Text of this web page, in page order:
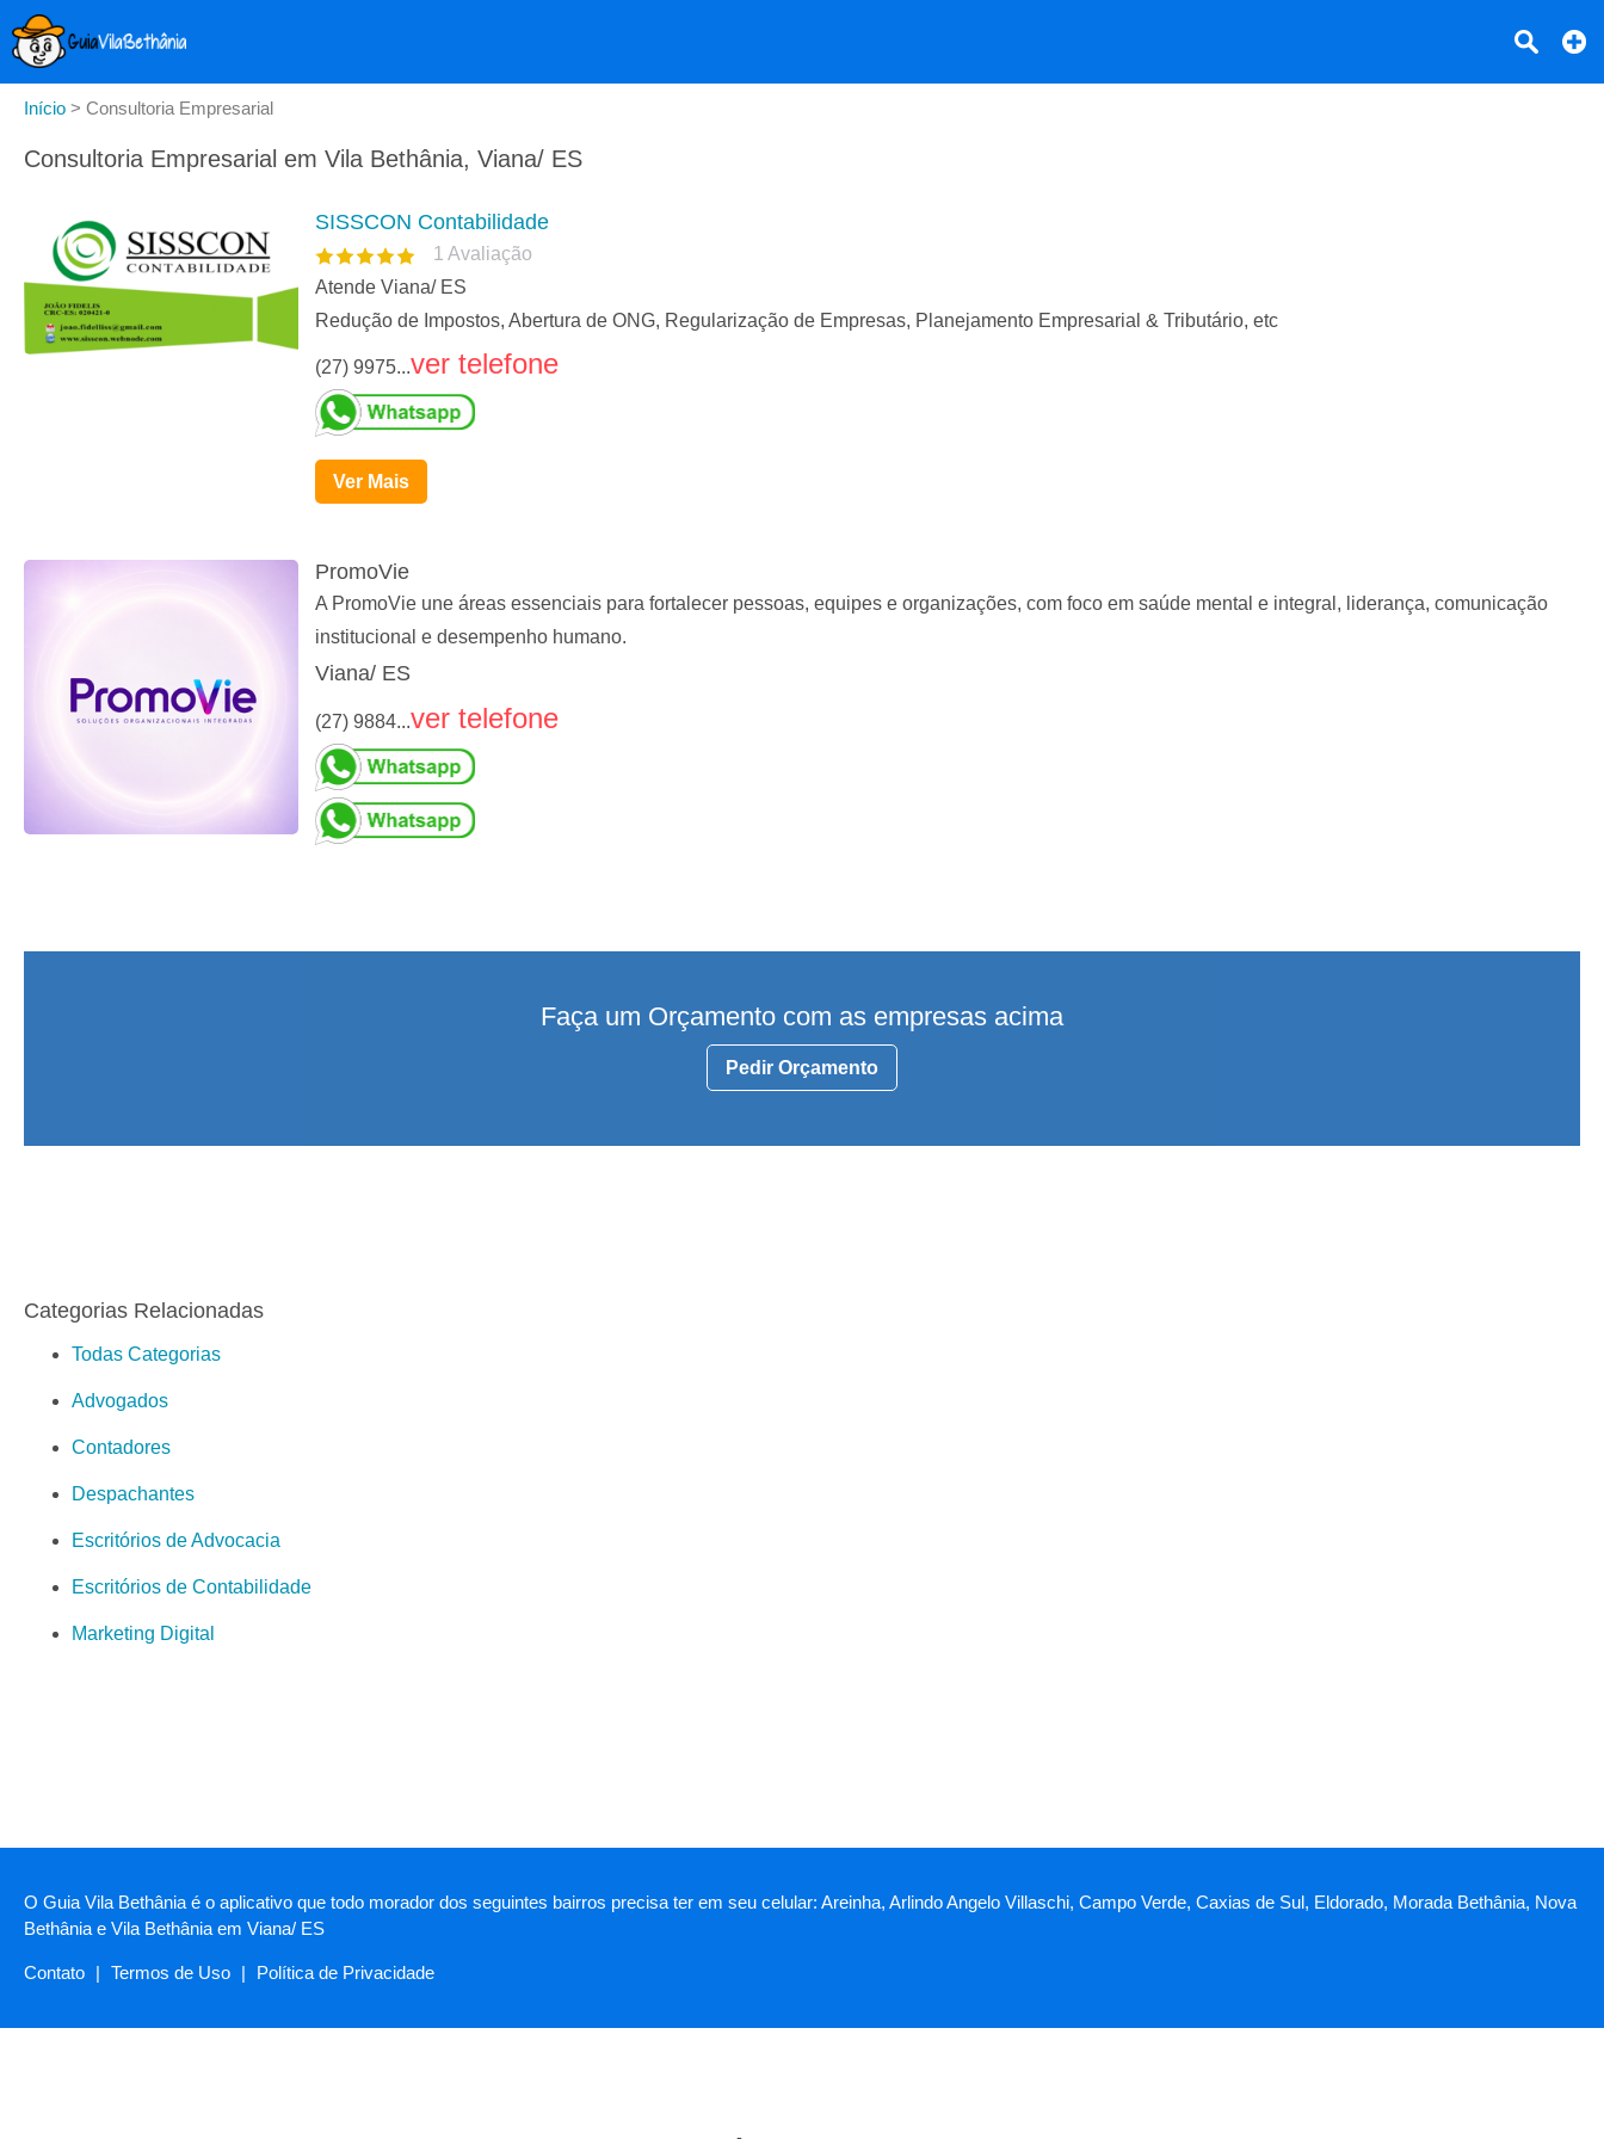
Início > Consultoria Empresarial
Consultoria Empresarial em Vila Bethânia, Viana/ ES
SISSCON Contabilidade
1 Avaliação
Atende Viana/ ES
Redução de Impostos, Abertura de ONG, Regularização de Empresas, Planejamento Empresarial & Tributário, etc
(27) 9975...ver telefone
Ver Mais
PromoVie
A PromoVie une áreas essenciais para fortalecer pessoas, equipes e organizações, com foco em saúde mental e integral, liderança, comunicação
institucional e desempenho humano.
Viana/ ES
(27) 9884...ver telefone
Faça um Orçamento com as empresas acima
Pedir Orçamento
Categorias Relacionadas
Todas Categorias
Advogados
Contadores
Despachantes
Escritórios de Advocacia
Escritórios de Contabilidade
Marketing Digital
O Guia Vila Bethânia é o aplicativo que todo morador dos seguintes bairros precisa ter em seu celular: Areinha, Arlindo Angelo Villaschi, Campo Verde, Caxias de Sul, Eldorado, Morada Bethânia, Nova
Bethânia e Vila Bethânia em Viana/ ES
Contato | Termos de Uso | Política de Privacidade